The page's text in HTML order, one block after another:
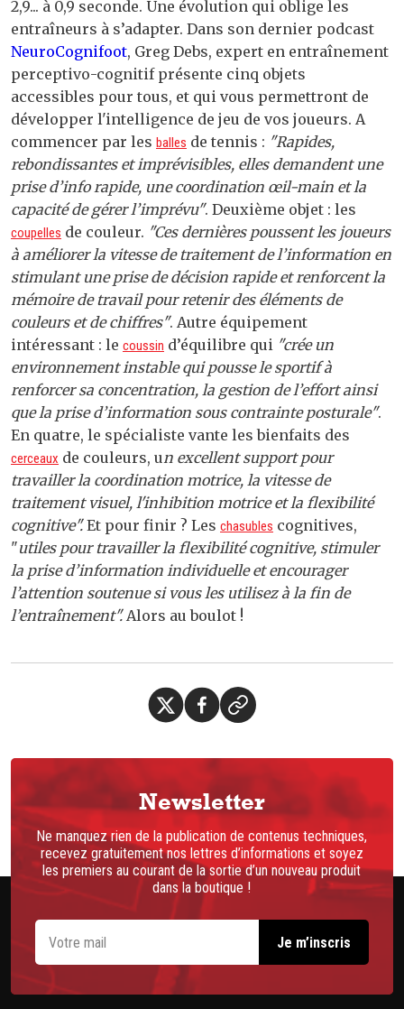
2,9... à 0,9 seconde. Une évolution qui oblige les
entraîneurs à s’adapter. Dans son dernier podcast
NeuroCognifoot, Greg Debs, expert en entraînement
perceptivo-cognitif présente cinq objets
accessibles pour tous, et qui vous permettront de
développer l'intelligence de jeu de vos joueurs. A
commencer par les balles de tennis : "Rapides,
rebondissantes et imprévisibles, elles demandent une
prise d’info rapide, une coordination œil-main et la
capacité de gérer l’imprévu". Deuxième objet : les
coupelles de couleur. "Ces dernières poussent les joueurs
à améliorer la vitesse de traitement de l’information en
stimulant une prise de décision rapide et renforcent la
mémoire de travail pour retenir des éléments de
couleurs et de chiffres". Autre équipement
intéressant : le coussin d’équilibre qui "crée un
environnement instable qui pousse le sportif à
renforcer sa concentration, la gestion de l’effort ainsi
que la prise d’information sous contrainte posturale".
En quatre, le spécialiste vante les bienfaits des
cerceaux de couleurs, un excellent support pour
travailler la coordination motrice, la vitesse de
traitement visuel, l'inhibition motrice et la flexibilité
cognitive".Et pour finir ? Les chasubles cognitives,
"utiles pour travailler la flexibilité cognitive, stimuler
la prise d’information individuelle et encourager
l’attention soutenue si vous les utilisez à la fin de
l’entraînement".Alors au boulot !
Newsletter
Ne manquez rien de la publication de contenus techniques,
recevez gratuitement nos lettres d’informations et soyez
les premiers au courant de la sortie d’un nouveau produit
dans la boutique !